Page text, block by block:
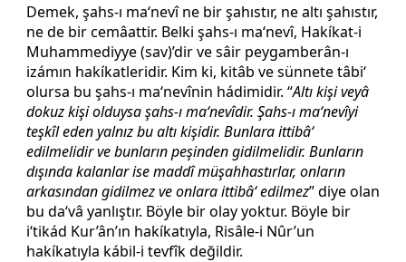
Demek, şahs-ı ma‘nevî ne bir şahıstır, ne altı şahıstır,
ne de bir cemâattir. Belki şahs-ı ma‘nevî, Hakíkat-i
Muhammediyye (sav)’dir ve sâir peygamberân-ı
izámın hakíkatleridir. Kim ki, kitâb ve sünnete tâbi‘
olursa bu şahs-ı ma‘nevînin hádimidir. “Altı kişi veyâ
dokuz kişi olduysa şahs-ı ma‘nevîdir. Şahs-ı ma‘nevîyi
teşkîl eden yalnız bu altı kişidir. Bunlara ittibâ‘
edilmelidir ve bunların peşinden gidilmelidir. Bunların
dışında kalanlar ise maddî müşahhastırlar, onların
arkasından gidilmez ve onlara ittibâ‘ edilmez” diye olan
bu da‘vâ yanlıştır. Böyle bir olay yoktur. Böyle bir
i‘tikád Kur’ân’ın hakíkatıyla, Risâle-i Nûr’un
hakíkatıyla kábil-i tevfîk değildir.